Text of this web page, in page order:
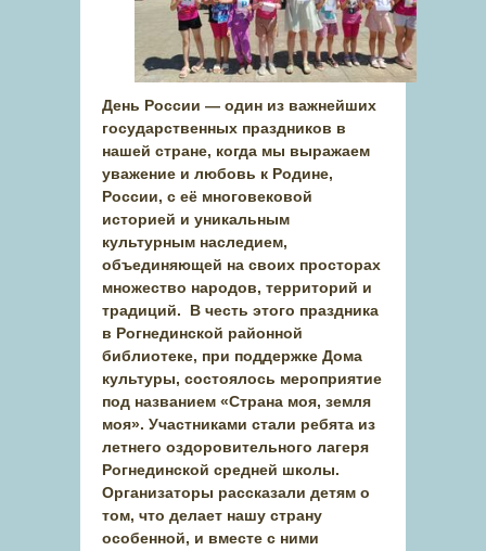
День России — один из важнейших
государственных праздников в
нашей стране, когда мы выражаем
уважение и любовь к Родине,
России, с её многовековой
историей и уникальным
культурным наследием,
объединяющей на своих просторах
множество народов, территорий и
традиций. В честь этого праздника
в Рогнединской районной
библиотеке, при поддержке Дома
культуры, состоялось мероприятие
под названием «Страна моя, земля
моя». Участниками стали ребята из
летнего оздоровительного лагеря
Рогнединской средней школы.
Организаторы рассказали детям о
том, что делает нашу страну
особенной, и вместе с ними